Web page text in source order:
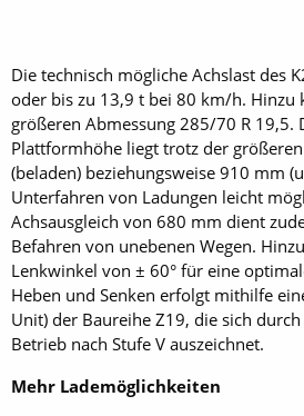
Die technisch mögliche Achslast des
oder bis zu 13,9 t bei 80 km/h. Hinzu
größeren Abmessung 285/70 R 19,5.
Plattformhöhe liegt trotz der
(beladen) beziehungsweise 910 mm
Unterfahren von Ladungen leicht
Achsausgleich von 680 mm dient
Befahren von unebenen Wegen.
Lenkwinkel von ± 60° für eine
Heben und Senken erfolgt mithilfe
Unit) der Baureihe Z19, die sich
Betrieb nach Stufe V auszeichnet.
Mehr Lademöglichkeiten